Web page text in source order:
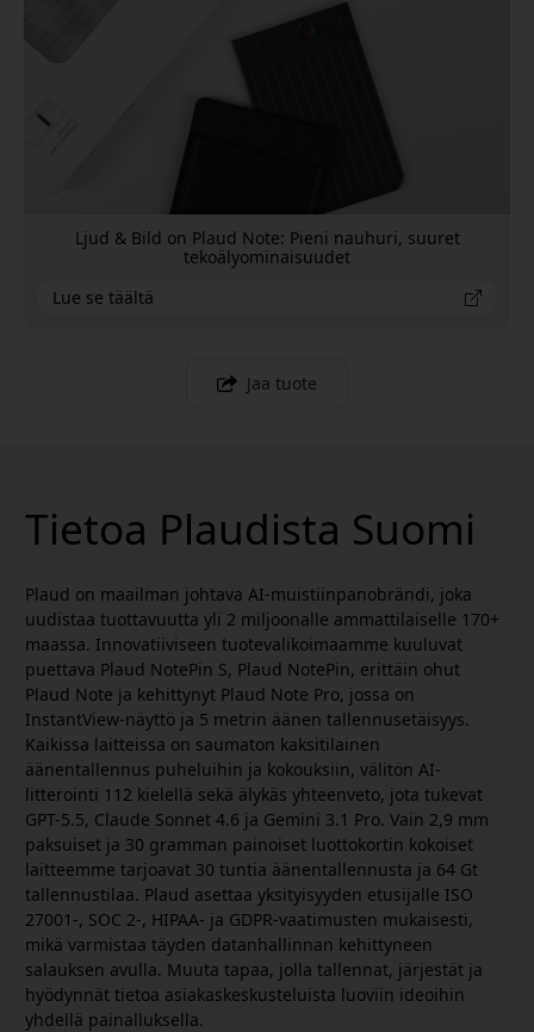
Ljud & Bild on Plaud Note: Pieni nauhuri, suuret
tekoälyominaisuudet
Lue se täältä
Jaa tuote
Tietoa Plaudista Suomi
Plaud on maailman johtava AI-muistiinpanobrändi, joka
uudistaa tuottavuutta yli 2 miljoonalle ammattilaiselle 170+
maassa. Innovatiiviseen tuotevalikoimaamme kuuluvat
puettava Plaud NotePin S, Plaud NotePin, erittäin ohut
Plaud Note ja kehittynyt Plaud Note Pro, jossa on
InstantView-näyttö ja 5 metrin äänen tallennusetäisyys.
Kaikissa laitteissa on saumaton kaksitilainen
äänentallennus puheluihin ja kokouksiin, välitön AI-
litterointi 112 kielellä sekä älykäs yhteenveto, jota tukevat
GPT-5.5, Claude Sonnet 4.6 ja Gemini 3.1 Pro. Vain 2,9 mm
paksuiset ja 30 gramman painoiset luottokortin kokoiset
laitteemme tarjoavat 30 tuntia äänentallennusta ja 64 Gt
tallennustilaa. Plaud asettaa yksityisyyden etusijalle ISO
27001-, SOC 2-, HIPAA- ja GDPR-vaatimusten mukaisesti,
mikä varmistaa täyden datanhallinnan kehittyneen
salauksen avulla. Muuta tapaa, jolla tallennat, järjestät ja
hyödynnät tietoa asiakaskeskusteluista luoviin ideoihin
yhdellä painalluksella.